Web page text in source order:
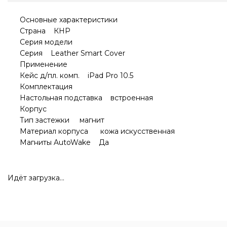
Основные характеристики
Страна КНР
Серия модели
Серия Leather Smart Cover
Применение
Кейс д/пл. комп. iPad Pro 10.5
Комплектация
Настольная подставка встроенная
Корпус
Тип застежки магнит
Материал корпуса кожа искусственная
Магниты AutoWake Да
Идёт загрузка...